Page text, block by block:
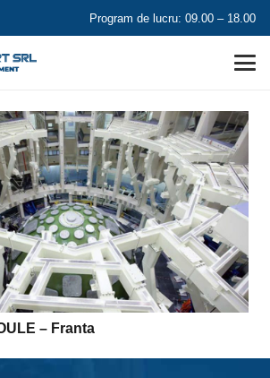
Program de lucru: 09.00 – 18.00
– Franta